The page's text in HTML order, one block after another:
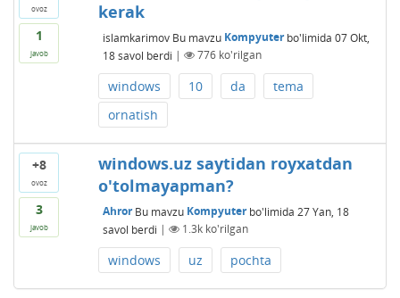
ovoz
1
javob
kerak
islamkarimov Bu mavzu Kompyuterbo'limida 07 Okt,
18 savol berdi | 776ko'rilgan
windows 10 da
tema
ornatish
+8
ovoz
3
javob
windows.uz saytidan royxatdan
o'tolmayapman?
Ahror Bu mavzu Kompyuterbo'limida 27 Yan, 18
savol berdi | 1.3kko'rilgan
windows uz pochta